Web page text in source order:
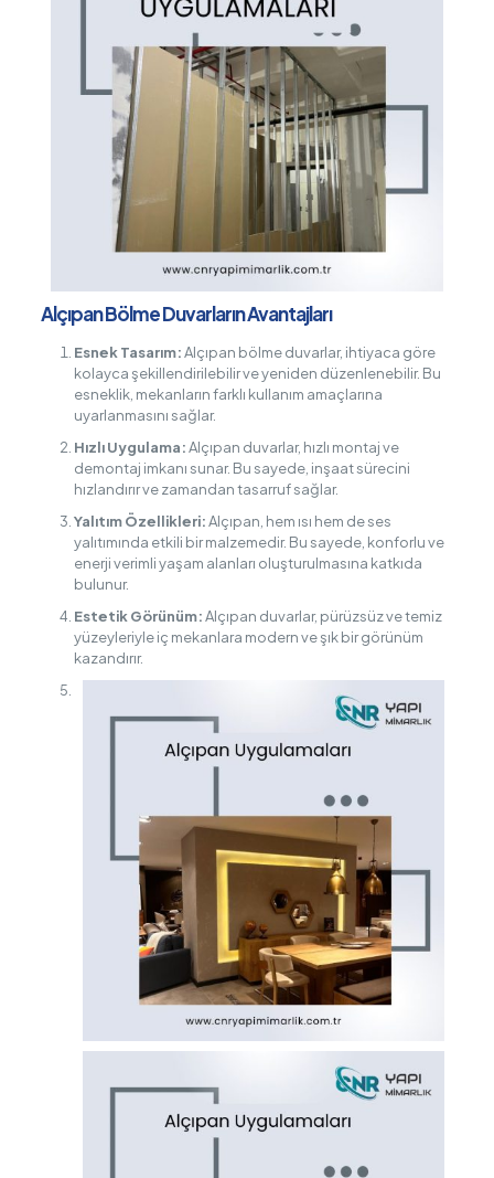
Alçıpan Bölme Duvarların Avantajları
Esnek Tasarım:Alçıpan bölme duvarlar, ihtiyaca göre
kolayca şekillendirilebilir ve yeniden düzenlenebilir. Bu
esneklik, mekanların farklı kullanım amaçlarına
uyarlanmasını sağlar.
Hızlı Uygulama:Alçıpan duvarlar, hızlı montaj ve
demontaj imkanı sunar. Bu sayede, inşaat sürecini
hızlandırır ve zamandan tasarruf sağlar.
Yalıtım Özellikleri:Alçıpan, hem ısı hem de ses
yalıtımında etkili bir malzemedir. Bu sayede, konforlu ve
enerji verimli yaşam alanları oluşturulmasına katkıda
bulunur.
Estetik Görünüm:Alçıpan duvarlar, pürüzsüz ve temiz
yüzeyleriyle iç mekanlara modern ve şık bir görünüm
kazandırır.